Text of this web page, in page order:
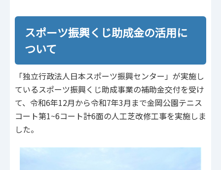
スポーツ振興くじ助成金の活用に
ついて
「独立行政法人日本スポーツ振興センター」が実施し
ているスポーツ振興くじ助成事業の補助金交付を受け
て、令和6年12月から令和7年3月まで金岡公園テニス
コート第1~6コート計6面の人工芝改修工事を実施しま
した。